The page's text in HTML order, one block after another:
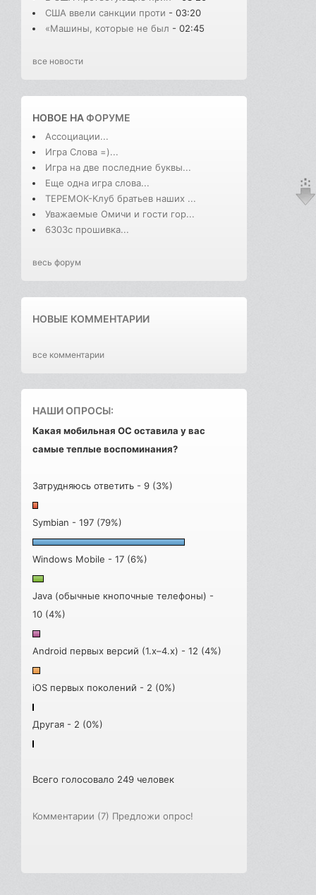
США ввели санкции проти - 03:20
«Машины, которые не был - 02:45
все новости
НОВОЕ НАФОРУМЕ
Ассоциации...
Игра Слова =)...
Игра на две последние буквы...
Еще одна игра слова...
ТЕРЕМОК-Клуб братьев наших ...
Уважаемые Омичи и гости гор...
6303с прошивка...
весь форум
НОВЫЕ КОММЕНТАРИИ
все комментарии
НАШИ ОПРОСЫ:
Какая мобильная ОС оставила у вас
самые теплые воспоминания?
Затрудняюсь ответить - 9 (3%)
Symbian - 197 (79%)
Windows Mobile - 17 (6%)
Java (обычные кнопочные телефоны) -
10 (4%)
Android первых версий (1.x–4.x) - 12 (4%)
iOS первых поколений - 2 (0%)
Другая - 2 (0%)
Всего голосовало 249 человек
Комментарии (7) Предложи опрос!